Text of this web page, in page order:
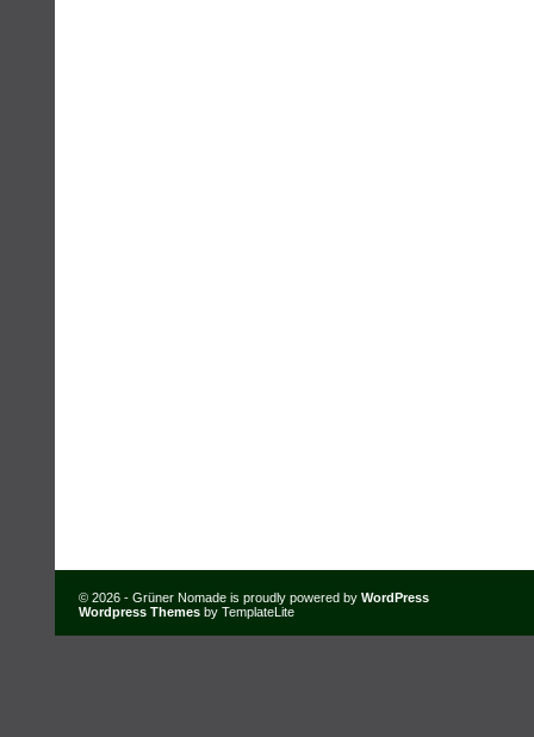
© 2026 - Grüner Nomade is proudly powered by WordPress
Wordpress Themes by TemplateLite